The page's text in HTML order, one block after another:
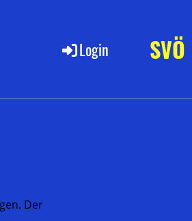
Login SVÖ
Der